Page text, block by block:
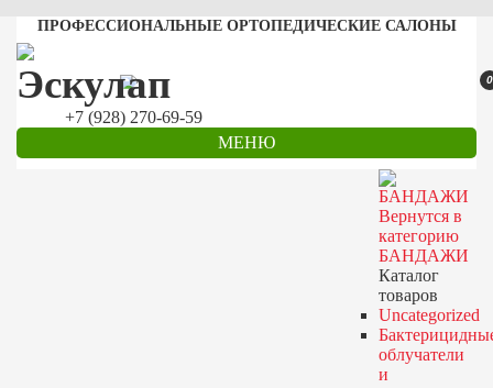
ПРОФЕССИОНАЛЬНЫЕ ОРТОПЕДИЧЕСКИЕ САЛОНЫ
+7 (928) 270-69-59
0
МЕНЮ
Вернутся в
категорию
БАНДАЖИ
Каталог
товаров
Uncategorized
облучатели
и